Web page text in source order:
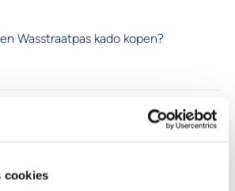
cookies
Wasstraatpas kado kopen?
4.000